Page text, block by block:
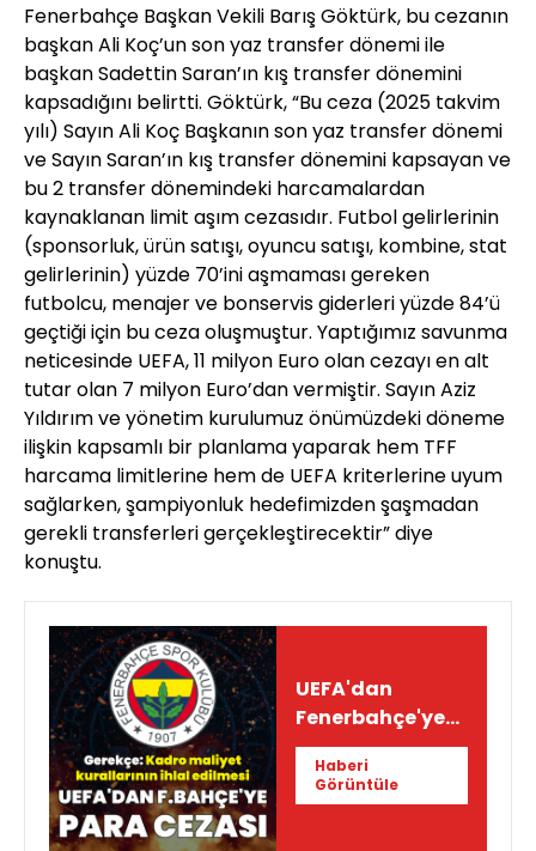
Fenerbahçe Başkan Vekili Barış Göktürk, bu cezanın
başkan Ali Koç’un son yaz transfer dönemi ile
başkan Sadettin Saran’ın kış transfer dönemini
kapsadığını belirtti. Göktürk, “Bu ceza (2025 takvim
yılı) Sayın Ali Koç Başkanın son yaz transfer dönemi
ve Sayın Saran’ın kış transfer dönemini kapsayan ve
bu 2 transfer dönemindeki harcamalardan
kaynaklanan limit aşım cezasıdır. Futbol gelirlerinin
(sponsorluk, ürün satışı, oyuncu satışı, kombine, stat
gelirlerinin) yüzde 70’ini aşmaması gereken
futbolcu, menajer ve bonservis giderleri yüzde 84’ü
geçtiği için bu ceza oluşmuştur. Yaptığımız savunma
neticesinde UEFA, 11 milyon Euro olan cezayı en alt
tutar olan 7 milyon Euro’dan vermiştir. Sayın Aziz
Yıldırım ve yönetim kurulumuz önümüzdeki döneme
ilişkin kapsamlı bir planlama yaparak hem TFF
harcama limitlerine hem de UEFA kriterlerine uyum
sağlarken, şampiyonluk hedefimizden şaşmadan
gerekli transferleri gerçekleştirecektir” diye
konuştu.
UEFA'dan
Fenerbahçe'ye
para cezası!
Haberi
Görüntüle